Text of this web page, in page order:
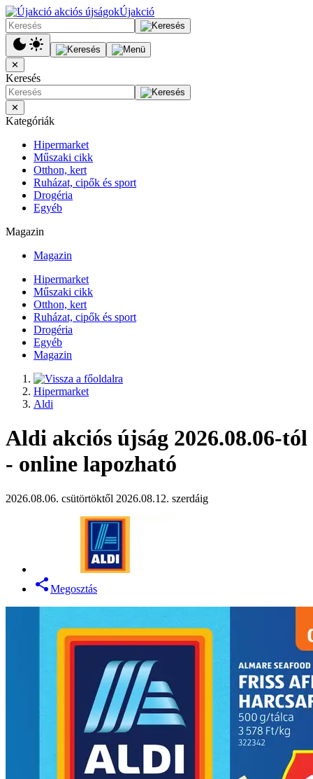
Újakció
✕
Keresés
✕
Kategóriák
Hipermarket
Műszaki cikk
Otthon, kert
Ruházat, cipők és sport
Drogéria
Egyéb
Magazin
Magazin
Hipermarket
Műszaki cikk
Otthon, kert
Ruházat, cipők és sport
Drogéria
Egyéb
Magazin
Hipermarket
Aldi
Aldi akciós újság 2026.08.06-tól
- online lapozható
2026.08.06. csütörtöktől 2026.08.12. szerdáig
Megosztás